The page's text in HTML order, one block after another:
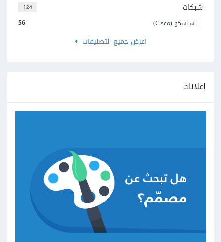
124 شبكات
56 سيسكو (Cisco)
اعرض جميع التصنيفات
إعلانات